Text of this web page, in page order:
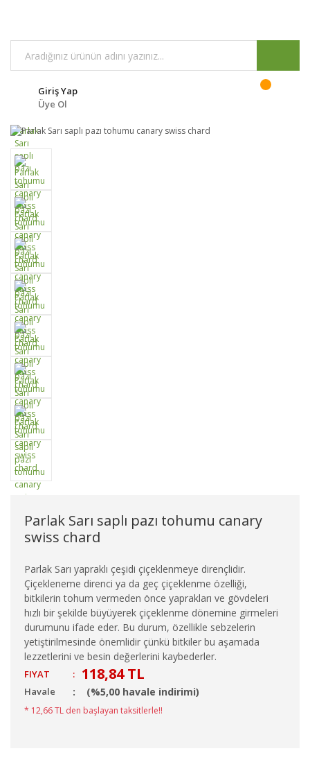
Giriş Yap
Üye Ol
Parlak Sarı saplı pazı tohumu canary
swiss chard
Parlak Sarı yapraklı çeşidi çiçeklenmeye dirençlidir.
Çiçekleneme direnci ya da geç çiçeklenme özelliği,
bitkilerin tohum vermeden önce yaprakları ve gövdeleri
hızlı bir şekilde büyüyerek çiçeklenme dönemine girmeleri
durumunu ifade eder. Bu durum, özellikle sebzelerin
yetiştirilmesinde önemlidir çünkü bitkiler bu aşamada
lezzetlerini ve besin değerlerini kaybederler.
FIYAT : 118,84 TL
Havale (%5,00 havale indirimi)
* 12,66 TL den başlayan taksitlerle!!